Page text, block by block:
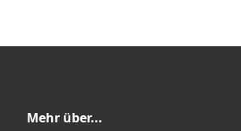
Mehr über...